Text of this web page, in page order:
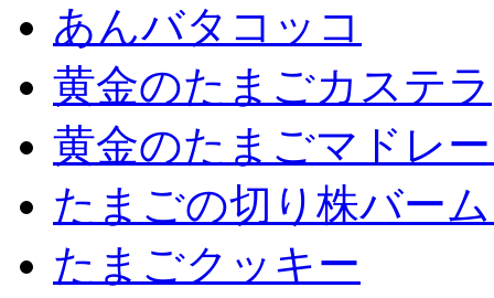
あんバタコッコ
黄金のたまごカステラ
黄金のたまごマドレ
たまごの切り株バー
たまごクッキー